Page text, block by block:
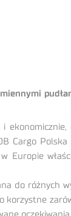
Cargo Polska
Europie
do różnych
korzystne